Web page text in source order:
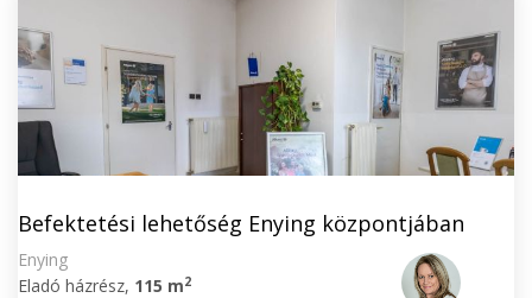
Befektetési lehetőség Enying központjában
Enying
Eladó házrész, 115 m2